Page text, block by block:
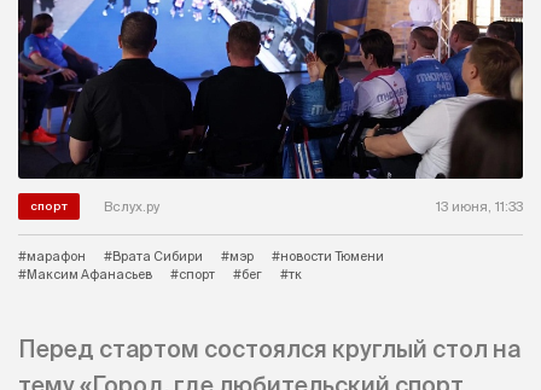
спорт Вслух.ру 13 июня, 11:33
#марафон #Врата Сибири #мэр
#новости Тюмени
#Максим Афанасьев
#спорт #бег #тк
Перед стартом состоялся круглый стол на